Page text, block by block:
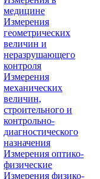
медицине
Измерения
геометрических
величин и
неразрушающего
контроля
Измерения
механических
величин,
строительного и
контрольно-
диагностического
назначения
Измерения оптико-
физические
Измерения физико-